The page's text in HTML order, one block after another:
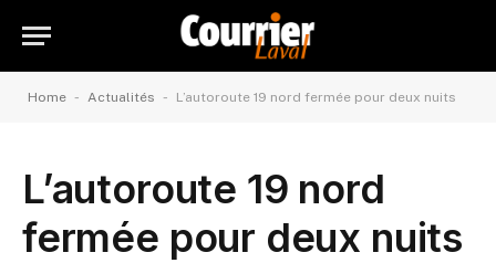
Home - Actualités - L’autoroute 19 nord fermée pour deux nuits
L’autoroute 19 nord
fermée pour deux nuits